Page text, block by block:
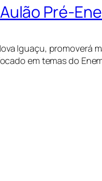
Pré-
Iguaçu, promoverá
em temas do